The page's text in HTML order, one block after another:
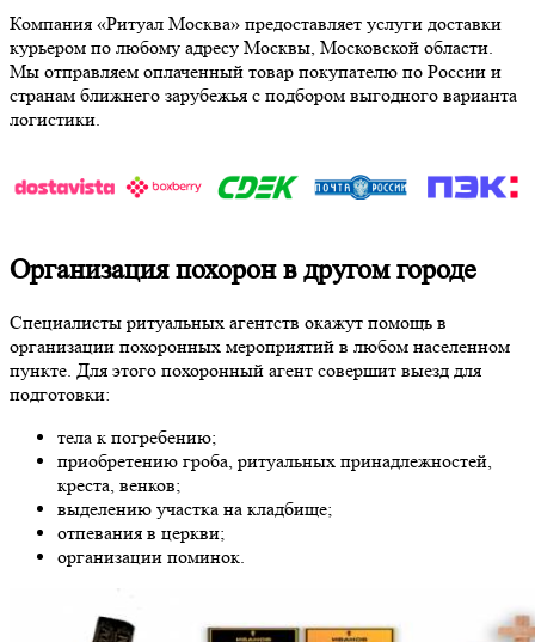
Компания «Ритуал Москва» предоставляет услуги доставки
курьером по любому адресу Москвы, Московской области.
Мы отправляем оплаченный товар покупателю по России и
странам ближнего зарубежья с подбором выгодного варианта
логистики.
Организация похорон в другом городе
Специалисты ритуальных агентств окажут помощь в
организации похоронных мероприятий в любом населенном
пункте. Для этого похоронный агент совершит выезд для
подготовки:
тела к погребению;
приобретению гроба, ритуальных принадлежностей,
креста, венков;
выделению участка на кладбище;
отпевания в церкви;
организации поминок.